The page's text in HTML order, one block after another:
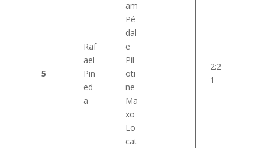
5
Raf
ael
Pin
ed
a
am
Pé
dal
e
Pil
oti
ne-
Ma
xo
Lo
cat
2:2
1